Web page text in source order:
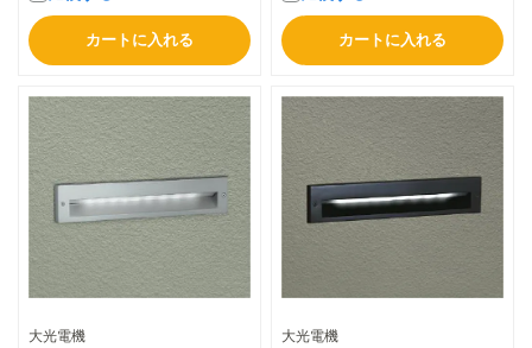
カートに入れる カートに入れる
大光電機
大光電機